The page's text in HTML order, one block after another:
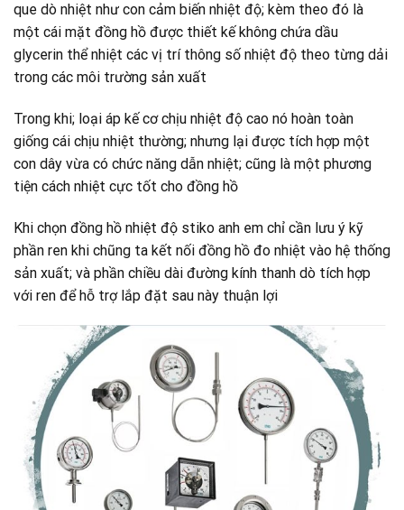
que dò nhiệt như con cảm biến nhiệt độ; kèm theo đó là
một cái mặt đồng hồ được thiết kế không chứa dầu
glycerin thể nhiệt các vị trí thông số nhiệt độ theo từng dải
trong các môi trường sản xuất
Trong khi; loại áp kế cơ chịu nhiệt độ cao nó hoàn toàn
giống cái chịu nhiệt thường; nhưng lại được tích hợp một
con dây vừa có chức năng dẫn nhiệt; cũng là một phương
tiện cách nhiệt cực tốt cho đồng hồ
Khi chọn đồng hồ nhiệt độ stiko anh em chỉ cần lưu ý kỹ
phần ren khi chũng ta kết nối đồng hồ đo nhiệt vào hệ thống
sản xuất; và phần chiều dài đường kính thanh dò tích hợp
với ren để hỗ trợ lắp đặt sau này thuận lợi